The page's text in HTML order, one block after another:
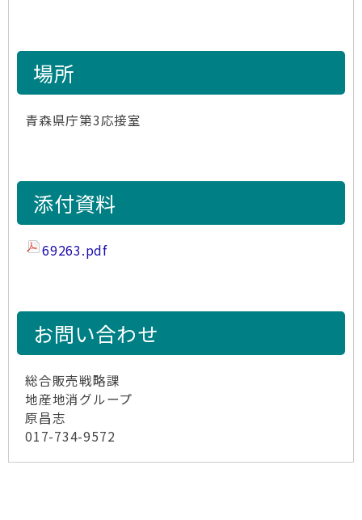
場所
青森県庁第3応接室
添付資料
69263.pdf
お問い合わせ
総合販売戦略課
地産地消グループ
原昌志
017-734-9572